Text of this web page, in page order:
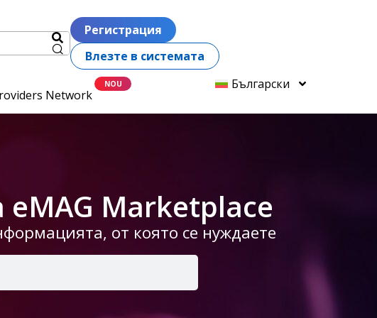
Регистрация
Влезте в системата
Network
Български
Marketplace
от която се нуждаете